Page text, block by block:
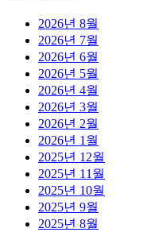
2026년 8월
2026년 7월
2026년 6월
2026년 5월
2026년 4월
2026년 3월
2026년 2월
2026년 1월
2025년 12월
2025년 11월
2025년 10월
2025년 9월
2025년 8월